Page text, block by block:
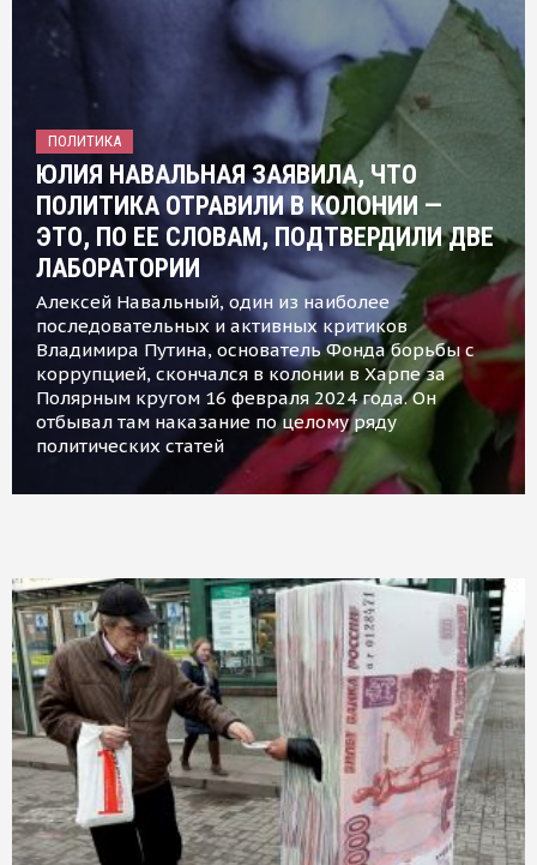
ПОЛИТИКА
ЮЛИЯ НАВАЛЬНАЯ ЗАЯВИЛА, ЧТО
ПОЛИТИКА ОТРАВИЛИ В КОЛОНИИ —
ЭТО, ПО ЕЕ СЛОВАМ, ПОДТВЕРДИЛИ ДВЕ
ЛАБОРАТОРИИ
Алексей Навальный, один из наиболее
последовательных и активных критиков
Владимира Путина, основатель Фонда борьбы с
коррупцией, скончался в колонии в Харпе за
Полярным кругом 16 февраля 2024 года. Он
отбывал там наказание по целому ряду
политических статей